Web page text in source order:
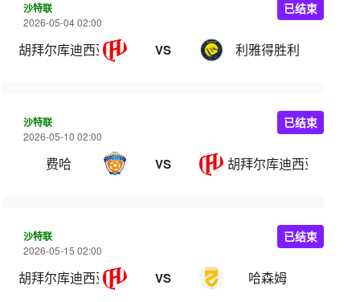
沙特联
2026-05-04 02:00
胡拜尔库迪西亚 VS 利雅得胜利
已结束
沙特联
2026-05-10 02:00
费哈 VS 胡拜尔库迪西亚
已结束
沙特联
2026-05-15 02:00
胡拜尔库迪西亚 VS 哈森姆
已结束